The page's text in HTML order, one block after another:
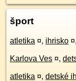
šport
atletika ¤, ihrisko ¤,
Karlova Ves ¤,
atletika ¤, detské